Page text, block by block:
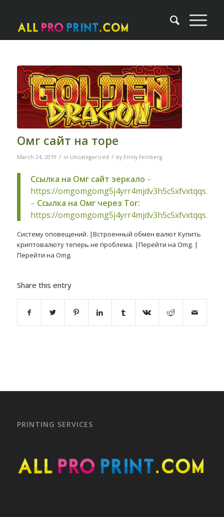
Омг сайт на торе
March 24, 2019 / in Uncategorized / by Emily Feinberg
Ссылка на Омг сайт зеркало –
https://
– Ссылка на Омг через Tor:
https://
Систему оповещений. |Встроенный обмен валют Купить
криптовалюту теперь не проблема. |Перейти на Omg. |
Перейти на Omg.
Share this entry
PRINTING SERVICES